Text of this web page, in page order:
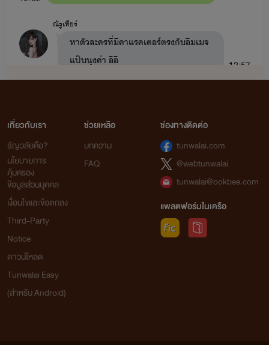
ณัฐเทียร์
12:57
หาตัวละครที่มีคาแรคเตอร์ตรงกับอิมเมจ
แป๊บนุงค่า อิอิ
เกี่ยวกับเรา
ธัญวลัยคือ?
นโยบายการ
คุ้มครอง
ข้อมูลส่วนบุคคล
เงื่อนไขและข้อตกลง
Third-Party
Notice
ดาวน์โหลด
Tunwalai Easy
(สำหรับ Android)
ช่วยเหลือ
บทความ
FAQ
ช่องทางติดต่อ
tunwalai.com
@webtunwalai
tunwalai@ookbee.com
แพลตฟอร์มในเครือ